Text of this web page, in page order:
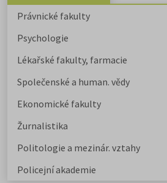
Právnické fakulty
Psychologie
Lékařské fakulty, farmacie
Společenské a human. vědy
Ekonomické fakulty
Žurnalistika
Politologie a mezinár. vztahy
Policejní akademie